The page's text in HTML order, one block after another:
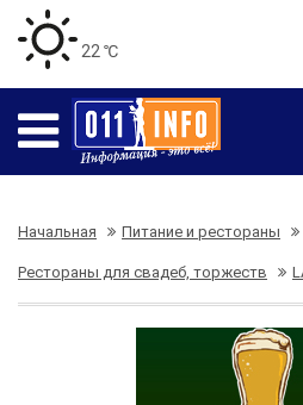
22 ℃
Начальная Питание и рестораны
Рестораны для свадеб, торжеств